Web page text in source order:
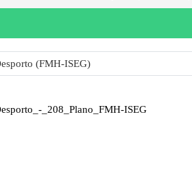
_208_Plano_FMH-ISEG